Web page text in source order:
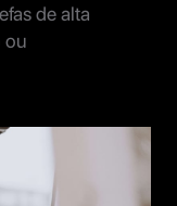
de alta
ou